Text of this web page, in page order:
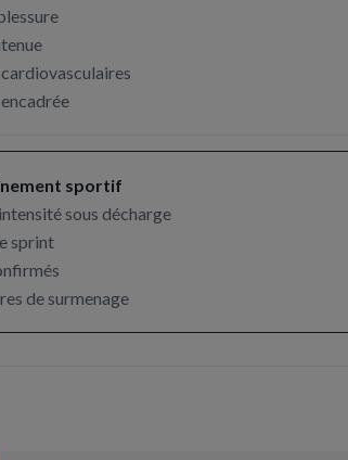
sportif
sous décharge
sprint
de surmenage